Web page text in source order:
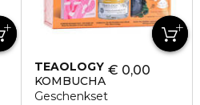
TEAOLOGY
KOMBUCHA
Geschenkset
€ 0,00